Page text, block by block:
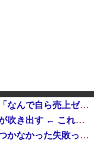
日本のフォント企業を買収した海外資本、「なんで自ら売上ゼロにするようなことするの」とドン引きするよう
【熊本地震】発生後に居酒屋店内から温泉が吹き出す ← これ前触れじゃね？
【徹底議論】近代日本史で最も取り返しのつかなかった失敗って何？